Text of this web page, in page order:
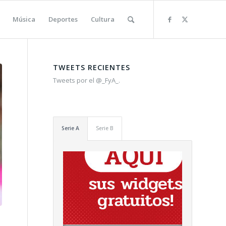
Música Deportes Cultura
TWEETS RECIENTES
Tweets por el @_FyA_.
Serie A Serie B